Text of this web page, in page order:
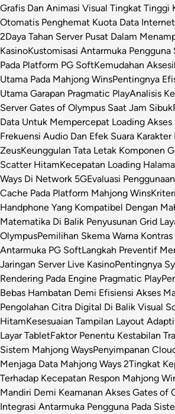
Grafis Dan Animasi Visual Tingkat Tinggi
Otomatis Penghemat Kuota Data
2Daya Tahan Server Pusat Dalam
KasinoKustomisasi Antarmuka Pengguna
Pada Platform PG SoftKemudahan
Utama Pada Mahjong WinsPentingnya
Utama Garapan Pragmatic PlayAnalisis
Server Gates of Olympus Saat Jam Sibuk
Data Untuk Mempercepat Loading Akses
Frekuensi Audio Dan Efek Suara Karakter
ZeusKeunggulan Tata Letak Komponen
Scatter HitamKecepatan Loading
Ways Di Network 5GEvaluasi
Cache Pada Platform Mahjong Wins
Handphone Yang Kompatibel Dengan
Matematika Di Balik Penyusunan Grid
OlympusPemilihan Skema Warna
Antarmuka PG SoftLangkah Preventif
Jaringan Server Live KasinoPentingnya
Rendering Pada Engine Pragmatic Play
Bebas Hambatan Demi Efisiensi Akses
Pengolahan Citra Digital Di Balik Visual
HitamKesesuaian Tampilan Layout
Layar TabletFaktor Penentu Kestabilan
Sistem Mahjong WaysPenyimpanan
Menjaga Data Mahjong Ways 2Tingkat
Terhadap Kecepatan Respon Mahjong
Mandiri Demi Keamanan Akses Gates of
Integrasi Antarmuka Pengguna Pada